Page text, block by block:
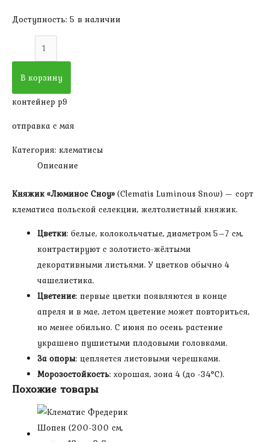
Доступность: 5 в наличии
Количество
товара
Княжик
Сноу
цветок
см,
1
группа,
саженцу
Жёлтый
В корзину
контейнер р9
отправка с мая
Категория: клематисы
Описание
Княжик «Люминос Сноу»(Clematis Luminous Snow) — сорт
клематиса польской селекции, желтолистный княжик.
Цветки: белые, колокольчатые, диаметром 5–7 см,
контрастируют с золотисто-жёлтыми
декоративными листьями. У цветков обычно 4
чашелистика.
Цветение: первые цветки появляются в конце
апреля и в мае, летом цветение может повториться,
но менее обильно. С июня по осень растение
украшено пушистыми плодовыми головками.
За опоры: цепляется листовыми черешками.
Морозостойкость: хорошая, зона 4 (до -34°С).
Похожие товары